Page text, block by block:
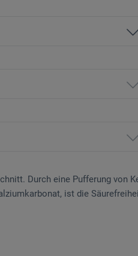
Durch eine Pufferung von
ist die